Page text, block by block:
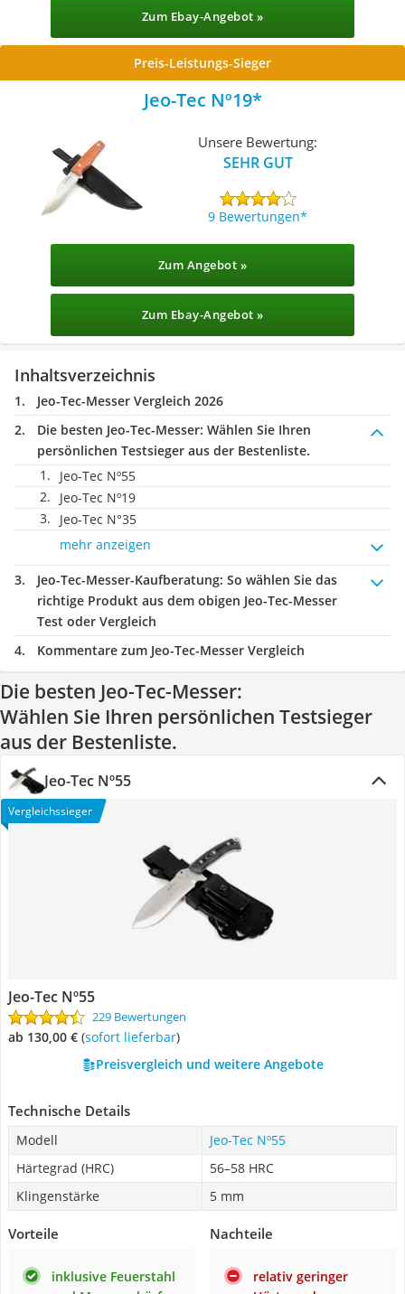
Zum Ebay-Angebot »
Preis-Leistungs-Sieger
Jeo-Tec Nº19
Unsere Bewertung:
SEHR GUT
9 Bewertungen
Zum Angebot »
Zum Ebay-Angebot »
Inhaltsverzeichnis
Jeo-Tec-Messer Vergleich 2026
Die besten Jeo-Tec-Messer: Wählen Sie Ihren
persönlichen Testsieger aus der Bestenliste.
Jeo-Tec Nº55
Jeo-Tec Nº19
Jeo-Tec N°35
mehr anzeigen
Jeo-Tec-Messer-Kaufberatung: So wählen Sie das
richtige Produkt aus dem obigen Jeo-Tec-Messer
Test oder Vergleich
Kommentare zum Jeo-Tec-Messer Vergleich
Die besten Jeo-Tec-Messer:
Wählen Sie Ihren persönlichen Testsieger
aus der Bestenliste.
Jeo-Tec Nº55
Vergleichssieger
Jeo-Tec Nº55
229 Bewertungen
ab 130,00 € ( Sofort lieferbar)
Preisvergleich und weitere Angebote
Technische Details
Modell
Jeo-Tec Nº55
Härtegrad (HRC)
56–58 HRC
Klingenstärke
5 mm
Vorteile
inklusive Feuerstahl
Nachteile
relativ geringer